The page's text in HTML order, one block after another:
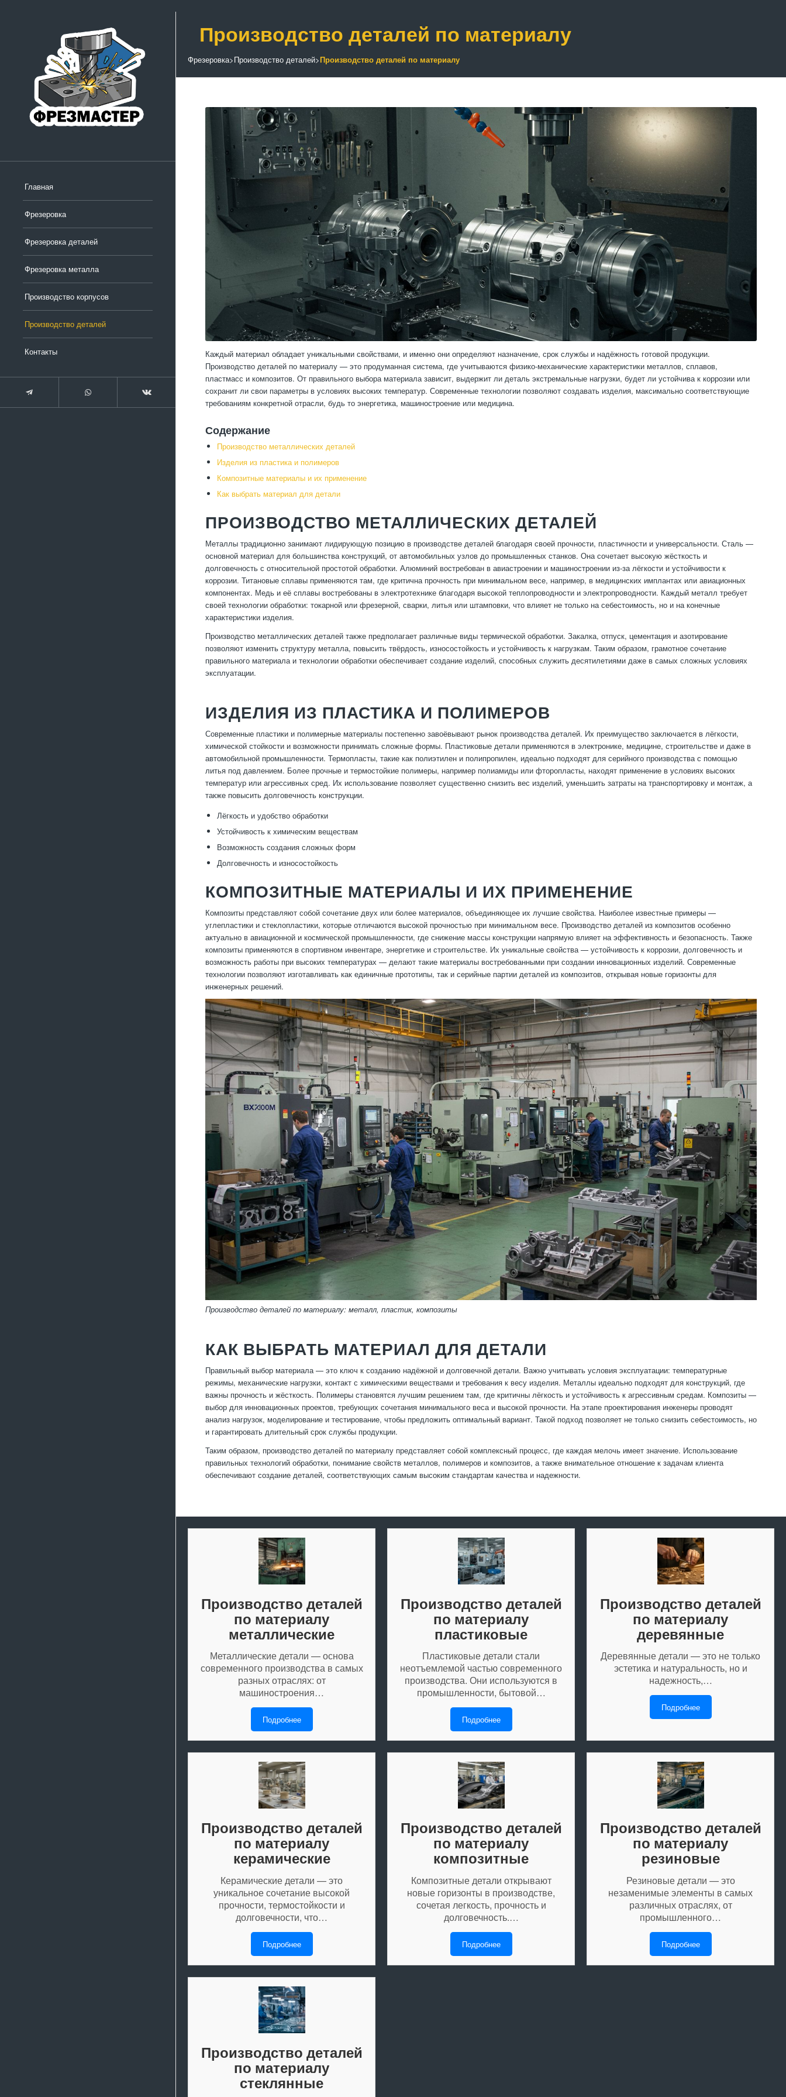
Главная
Фрезеровка
Фрезеровка деталей
Фрезеровка металла
Производство корпусов
Производство деталей
Контакты
Производство деталей по материалу
Фрезеровка>Производство деталей>Производство деталей по материалу
Каждый материал обладает уникальными свойствами, и именно они определяют назначение, срок службы и надёжность готовой продукции.
Производство деталей по материалу — это продуманная система, где учитываются физико-механические характеристики металлов, сплавов,
пластмасс и композитов. От правильного выбора материала зависит, выдержит ли деталь экстремальные нагрузки, будет ли устойчива к коррозии или
сохранит ли свои параметры в условиях высоких температур. Современные технологии позволяют создавать изделия, максимально соответствующие
требованиям конкретной отрасли, будь то энергетика, машиностроение или медицина.
Содержание
Производство металлических деталей
Изделия из пластика и полимеров
Композитные материалы и их применение
Как выбрать материал для детали
ПРОИЗВОДСТВО МЕТАЛЛИЧЕСКИХ ДЕТАЛЕЙ
Металлы традиционно занимают лидирующую позицию в производстве деталей благодаря своей прочности, пластичности и универсальности. Сталь —
основной материал для большинства конструкций, от автомобильных узлов до промышленных станков. Она сочетает высокую жёсткость и
долговечность с относительной простотой обработки. Алюминий востребован в авиастроении и машиностроении из-за лёгкости и устойчивости к
коррозии. Титановые сплавы применяются там, где критична прочность при минимальном весе, например, в медицинских имплантах или авиационных
компонентах. Медь и её сплавы востребованы в электротехнике благодаря высокой теплопроводности и электропроводности. Каждый металл требует
своей технологии обработки: токарной или фрезерной, сварки, литья или штамповки, что влияет не только на себестоимость, но и на конечные
характеристики изделия.
Производство металлических деталей также предполагает различные виды термической обработки. Закалка, отпуск, цементация и азотирование
позволяют изменить структуру металла, повысить твёрдость, износостойкость и устойчивость к нагрузкам. Таким образом, грамотное сочетание
правильного материала и технологии обработки обеспечивает создание изделий, способных служить десятилетиями даже в самых сложных условиях
эксплуатации.
ИЗДЕЛИЯ ИЗ ПЛАСТИКА И ПОЛИМЕРОВ
Современные пластики и полимерные материалы постепенно завоёвывают рынок производства деталей. Их преимущество заключается в лёгкости,
химической стойкости и возможности принимать сложные формы. Пластиковые детали применяются в электронике, медицине, строительстве и даже в
автомобильной промышленности. Термопласты, такие как полиэтилен и полипропилен, идеально подходят для серийного производства с помощью
литья под давлением. Более прочные и термостойкие полимеры, например полиамиды или фторопласты, находят применение в условиях высоких
температур или агрессивных сред. Их использование позволяет существенно снизить вес изделий, уменьшить затраты на транспортировку и монтаж, а
также повысить долговечность конструкции.
Лёгкость и удобство обработки
Устойчивость к химическим веществам
Возможность создания сложных форм
Долговечность и износостойкость
КОМПОЗИТНЫЕ МАТЕРИАЛЫ И ИХ ПРИМЕНЕНИЕ
Композиты представляют собой сочетание двух или более материалов, объединяющее их лучшие свойства. Наиболее известные примеры —
углепластики и стеклопластики, которые отличаются высокой прочностью при минимальном весе. Производство деталей из композитов особенно
актуально в авиационной и космической промышленности, где снижение массы конструкции напрямую влияет на эффективность и безопасность. Также
композиты применяются в спортивном инвентаре, энергетике и строительстве. Их уникальные свойства — устойчивость к коррозии, долговечность и
возможность работы при высоких температурах — делают такие материалы востребованными при создании инновационных изделий. Современные
технологии позволяют изготавливать как единичные прототипы, так и серийные партии деталей из композитов, открывая новые горизонты для
инженерных решений.
Производство деталей по материалу: металл, пластик, композиты
КАК ВЫБРАТЬ МАТЕРИАЛ ДЛЯ ДЕТАЛИ
Правильный выбор материала — это ключ к созданию надёжной и долговечной детали. Важно учитывать условия эксплуатации: температурные
режимы, механические нагрузки, контакт с химическими веществами и требования к весу изделия. Металлы идеально подходят для конструкций, где
важны прочность и жёсткость. Полимеры становятся лучшим решением там, где критичны лёгкость и устойчивость к агрессивным средам. Композиты —
выбор для инновационных проектов, требующих сочетания минимального веса и высокой прочности. На этапе проектирования инженеры проводят
анализ нагрузок, моделирование и тестирование, чтобы предложить оптимальный вариант. Такой подход позволяет не только снизить себестоимость, но
и гарантировать длительный срок службы продукции.
Таким образом, производство деталей по материалу представляет собой комплексный процесс, где каждая мелочь имеет значение. Использование
правильных технологий обработки, понимание свойств металлов, полимеров и композитов, а также внимательное отношение к задачам клиента
обеспечивают создание деталей, соответствующих самым высоким стандартам качества и надежности.
Производство деталей
по материалу
металлические
Металлические детали — основа
современного производства в самых
разных отраслях: от
машиностроения…
Подробнее
Производство деталей
по материалу
пластиковые
Пластиковые детали стали
неотъемлемой частью современного
производства. Они используются в
промышленности, бытовой…
Подробнее
Производство деталей
по материалу
деревянные
Деревянные детали — это не только
эстетика и натуральность, но и
надежность,…
Подробнее
Производство деталей
по материалу
керамические
Керамические детали — это
уникальное сочетание высокой
прочности, термостойкости и
долговечности, что…
Подробнее
Производство деталей
по материалу
композитные
Композитные детали открывают
новые горизонты в производстве,
сочетая легкость, прочность и
долговечность.…
Подробнее
Производство деталей
по материалу
резиновые
Резиновые детали — это
незаменимые элементы в самых
различных отраслях, от
промышленного…
Подробнее
Производство деталей
по материалу
стеклянные